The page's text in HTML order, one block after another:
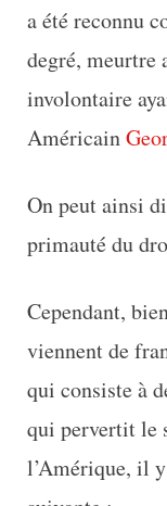
a été reconnu
degré, meurtre
involontaire
Américain
On peut ainsi
primauté du
Cependant,
viennent de
qui consiste à
qui pervertit le
l’Amérique, il